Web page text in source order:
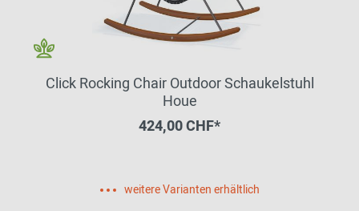
Click Rocking Chair Outdoor Schaukelstuhl
Houe
424,00 CHF*
weitere Varianten erhältlich